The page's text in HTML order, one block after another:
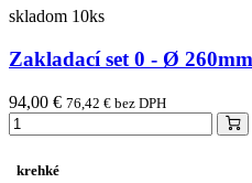
skladom 10ks
Zakladací set 0 - Ø 260mm
94,00 € 76,42 € bez DPH
krehké